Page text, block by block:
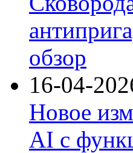
обзор
16-04-
Новое
AI с